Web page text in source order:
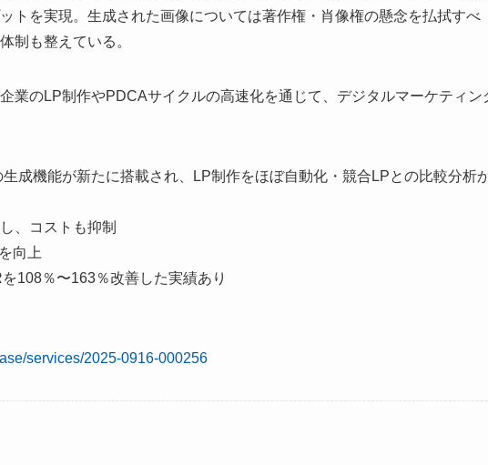
トを実現。生成された画像については著作権・肖像権の懸念を払拭すべ
制も整えている。
業のLP制作やPDCAサイクルの高速化を通じて、デジタルマーケティン
成機能が新たに搭載され、LP制作をほぼ自動化・競合LPとの比較分析
、コストも抑制
向上
108％〜163％改善した実績あり
services/2025-0916-000256